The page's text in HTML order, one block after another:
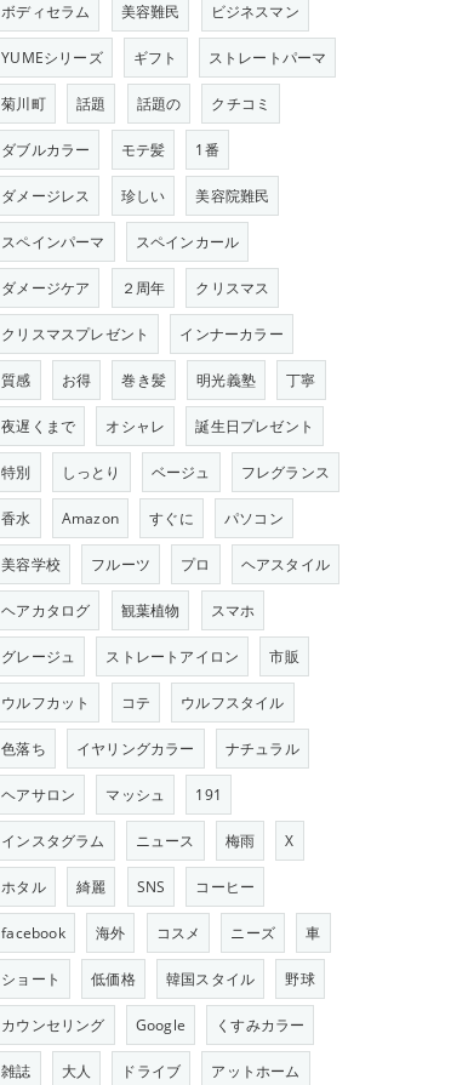
ボディセラム 美容難民 ビジネスマン
YUMEシリーズ ギフト ストレートパーマ
菊川町 話題 話題の クチコミ
ダブルカラー モテ髪 1番
ダメージレス 珍しい 美容院難民
スペインパーマ スペインカール
ダメージケア ２周年 クリスマス
クリスマスプレゼント インナーカラー
質感 お得 巻き髪 明光義塾 丁寧
夜遅くまで オシャレ 誕生日プレゼント
特別 しっとり ベージュ フレグランス
香水 Amazon すぐに パソコン
美容学校 フルーツ プロ ヘアスタイル
ヘアカタログ 観葉植物 スマホ
グレージュ ストレートアイロン 市販
ウルフカット コテ ウルフスタイル
色落ち イヤリングカラー ナチュラル
ヘアサロン マッシュ 191
インスタグラム ニュース 梅雨 X
ホタル 綺麗 SNS コーヒー
facebook 海外 コスメ ニーズ 車
ショート 低価格 韓国スタイル 野球
カウンセリング Google くすみカラー
雑誌 大人 ドライブ アットホーム